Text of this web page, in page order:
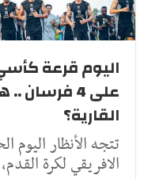
اليوم قرعة
على 4
القارية؟
تتجه الأنظار اليوم
الافريقي لكرة